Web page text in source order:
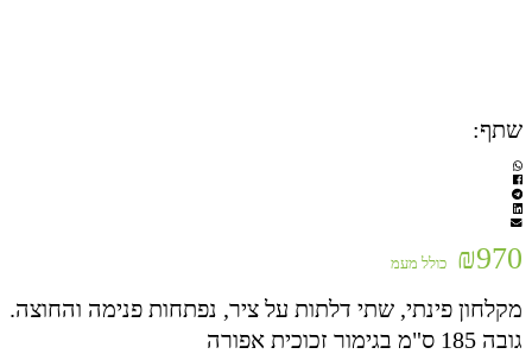
שתף:
₪970 כולל מעמ
מקלחון פינתי, שתי דלתות על ציר, נפתחות פנימה והחוצה.
גובה 185 ס"מ בגימור זכוכית אפורה